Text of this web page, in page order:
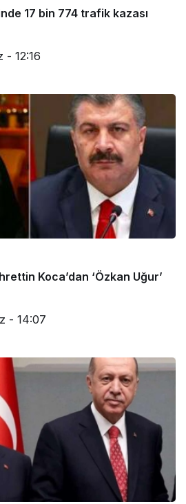
17 bin 774 trafik kazası
- 12:16
Koca’dan ‘Özkan Uğur’
- 14:07